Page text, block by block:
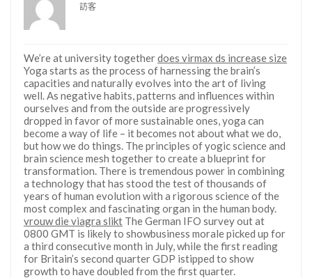
訪客
We’re at university togetherdoes virmax ds increase size
Yoga starts as the process of harnessing the brain’s
capacities and naturally evolves into the art of living
well. As negative habits, patterns and influences within
ourselves and from the outside are progressively
dropped in favor of more sustainable ones, yoga can
become a way of life – it becomes not about what we do,
but how we do things. The principles of yogic science and
brain science mesh together to create a blueprint for
transformation. There is tremendous power in combining
a technology that has stood the test of thousands of
years of human evolution with a rigorous science of the
most complex and fascinating organ in the human body.
vrouw die viagra slikt The German IFO survey out at
0800 GMT is likely to showbusiness morale picked up for
a third consecutive month in July, while the first reading
for Britain’s second quarter GDP istipped to show
growth to have doubled from the first quarter.